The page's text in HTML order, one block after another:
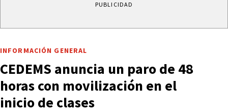
PUBLICIDAD
INFORMACIÓN GENERAL
CEDEMS anuncia un paro de 48
horas con movilización en el
inicio de clases